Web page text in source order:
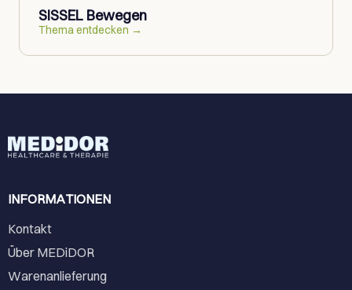
SISSEL Bewegen
Thema entdecken →
INFORMATIONEN
Kontakt
Über MEDiDOR
Warenanlieferung